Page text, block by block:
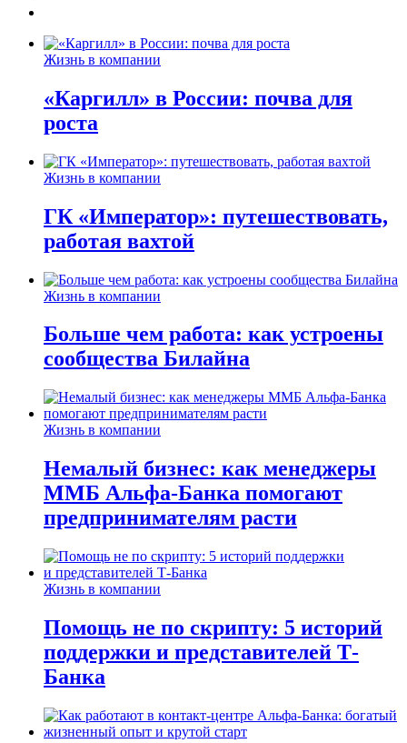
Жизнь в компании
«Каргилл» в России: почва для
роста
Жизнь в компании
ГК «Император»: путешествовать,
работая вахтой
Жизнь в компании
Больше чем работа: как устроены
сообщества Билайна
Жизнь в компании
Немалый бизнес: как менеджеры
ММБ Альфа-Банка помогают
предпринимателям расти
Жизнь в компании
Помощь не по скрипту: 5 историй
поддержки и представителей Т-
Банка